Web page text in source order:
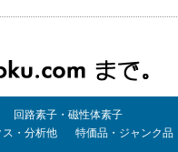
回路素子・磁性体素子
ス・分析他 特価品・ジャンク品